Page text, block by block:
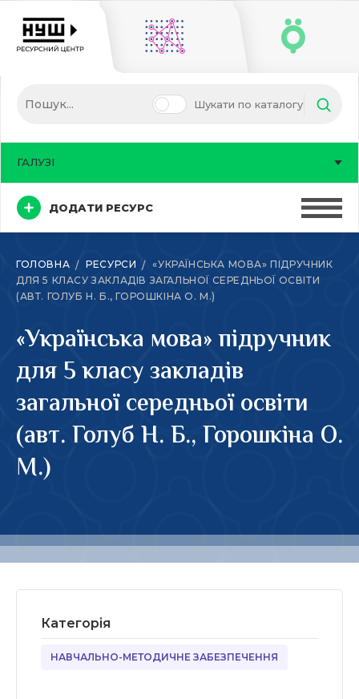
Шукати по каталогу
ДОДАТИ РЕСУРС
ГАЛУЗІ
ГОЛОВНА РЕСУРСИ
«УКРАЇНСЬКА МОВА» ПІДРУЧНИК
ДЛЯ 5 КЛАСУ ЗАКЛАДІВ ЗАГАЛЬНОЇ СЕРЕДНЬОЇ ОСВІТИ
(АВТ. ГОЛУБ Н. Б., ГОРОШКІНА О. М.)
«Українська мова» підручник
для 5 класу закладів
загальної середньої освіти
(авт. Голуб Н. Б., Горошкіна О.
М.)
Категорія
НАВЧАЛЬНО-МЕТОДИЧНЕ ЗАБЕЗПЕЧЕННЯ